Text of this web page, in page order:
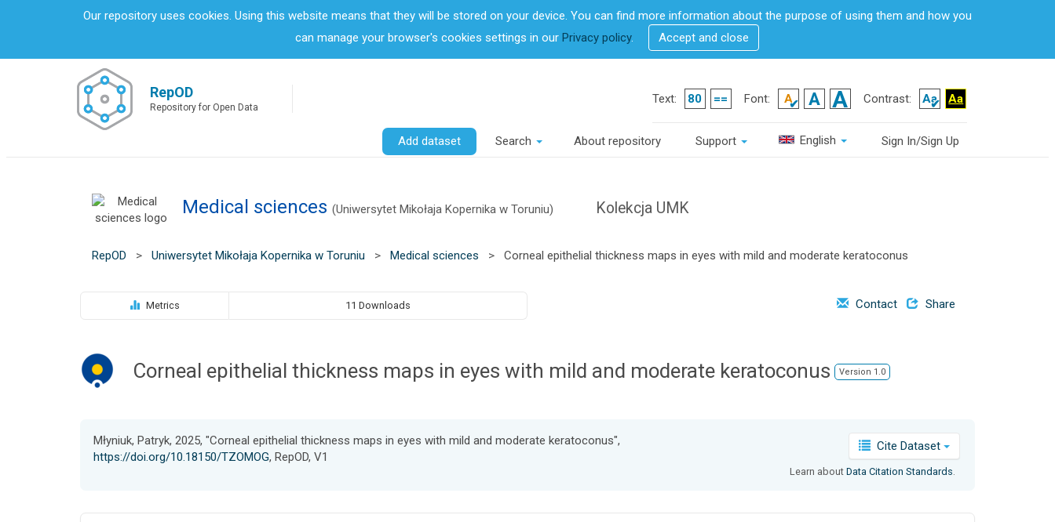
p
Our repository uses cookies. Using this website means that they will be stored on your device. You can find more information about the purpose of using them and how you
can manage your browser's cookies settings in our Privacy policy. Accept and close
RepOD
Repository for Open Data
Text: Font: Contrast:
Add dataset Search About repository Support English Sign In/Sign Up
Medical sciences (Uniwersytet Mikołaja Kopernika w Toruniu) Kolekcja UMK
RepOD > Uniwersytet Mikołaja Kopernika w Toruniu > Medical sciences > Corneal epithelial thickness maps in eyes with mild and moderate keratoconus
Metrics 11 Downloads Contact Share
Corneal epithelial thickness maps in eyes with mild and moderate keratoconus Version 1.0
Młyniuk, Patryk, 2025, "Corneal epithelial thickness maps in eyes with mild and moderate keratoconus",
https://doi.org/10.18150/TZOMOG, RepOD, V1
Cite Dataset
Learn aboutData Citation Standards